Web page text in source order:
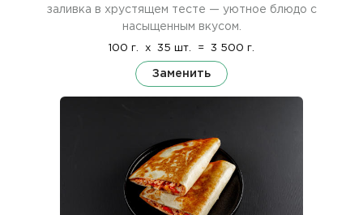
заливка в хрустящем тесте — уютное блюдо с
насыщенным вкусом.
100 г. x 35 шт. = 3 500 г.
Заменить